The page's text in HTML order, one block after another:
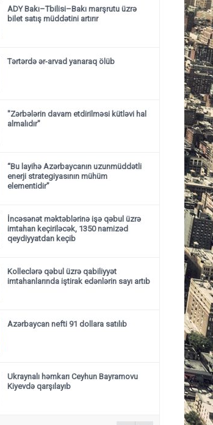
ADY Bakı–Tbilisi–Bakı marşrutu üzrə
bilet satış müddətini artırır
Tərtərdə ər-arvad yanaraq ölüb
"Zərbələrin davam etdirilməsi kütləvi hal
almalıdır"
“Bu layihə Azərbaycanın uzunmüddətli
enerji strategiyasının mühüm
elementidir”
İncəsənət məktəblərinə işə qəbul üzrə
imtahan keçiriləcək, 1350 namizəd
qeydiyyatdan keçib
Kolleclərə qəbul üzrə qabiliyyət
imtahanlarında iştirak edənlərin sayı artıb
Azərbaycan nefti 91 dollara satılıb
Ukraynalı həmkarı Ceyhun Bayramovu
Kiyevdə qarşılayıb